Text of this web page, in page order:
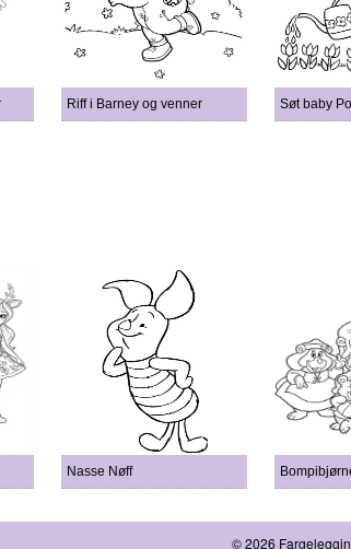
Riff i Barney og venner Søt baby
Nasse Nøff
© 2026